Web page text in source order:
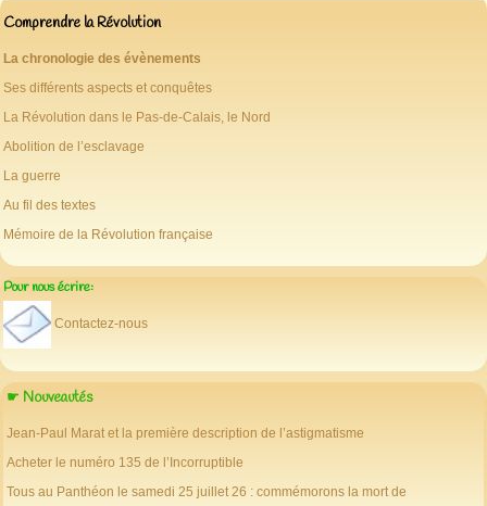
Comprendre la Révolution
La chronologie des évènements
Ses différents aspects et conquêtes
La Révolution dans le Pas-de-Calais, le Nord
Abolition de l’esclavage
La guerre
Au fil des textes
Mémoire de la Révolution française
Pour nous écrire:
Contactez-nous
☛ Nouveautés
Jean-Paul Marat et la première description de l’astigmatisme
Acheter le numéro 135 de l’Incorruptible
Tous au Panthéon le samedi 25 juillet 26 : commémorons la mort de